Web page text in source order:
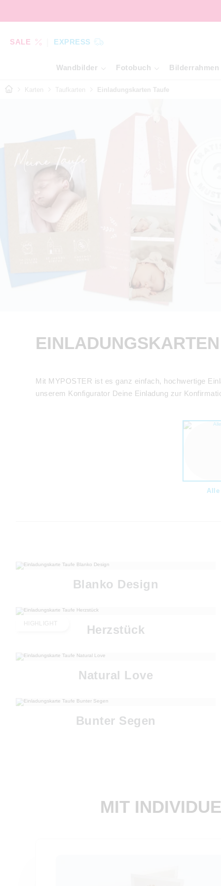
SALE EXPRESS
Wandbilder Fotobuch Bilderrahmen
Karten Taufkarten Einladungskarten Taufe
Mit MYPOSTER ist es ganz einfach, hochwertige
unserem Konfigurator Deine Einladung zur
Alle
Blanko Design
HIGHLIGHT Herzstück
Natural Love
Bunter Segen
MIT